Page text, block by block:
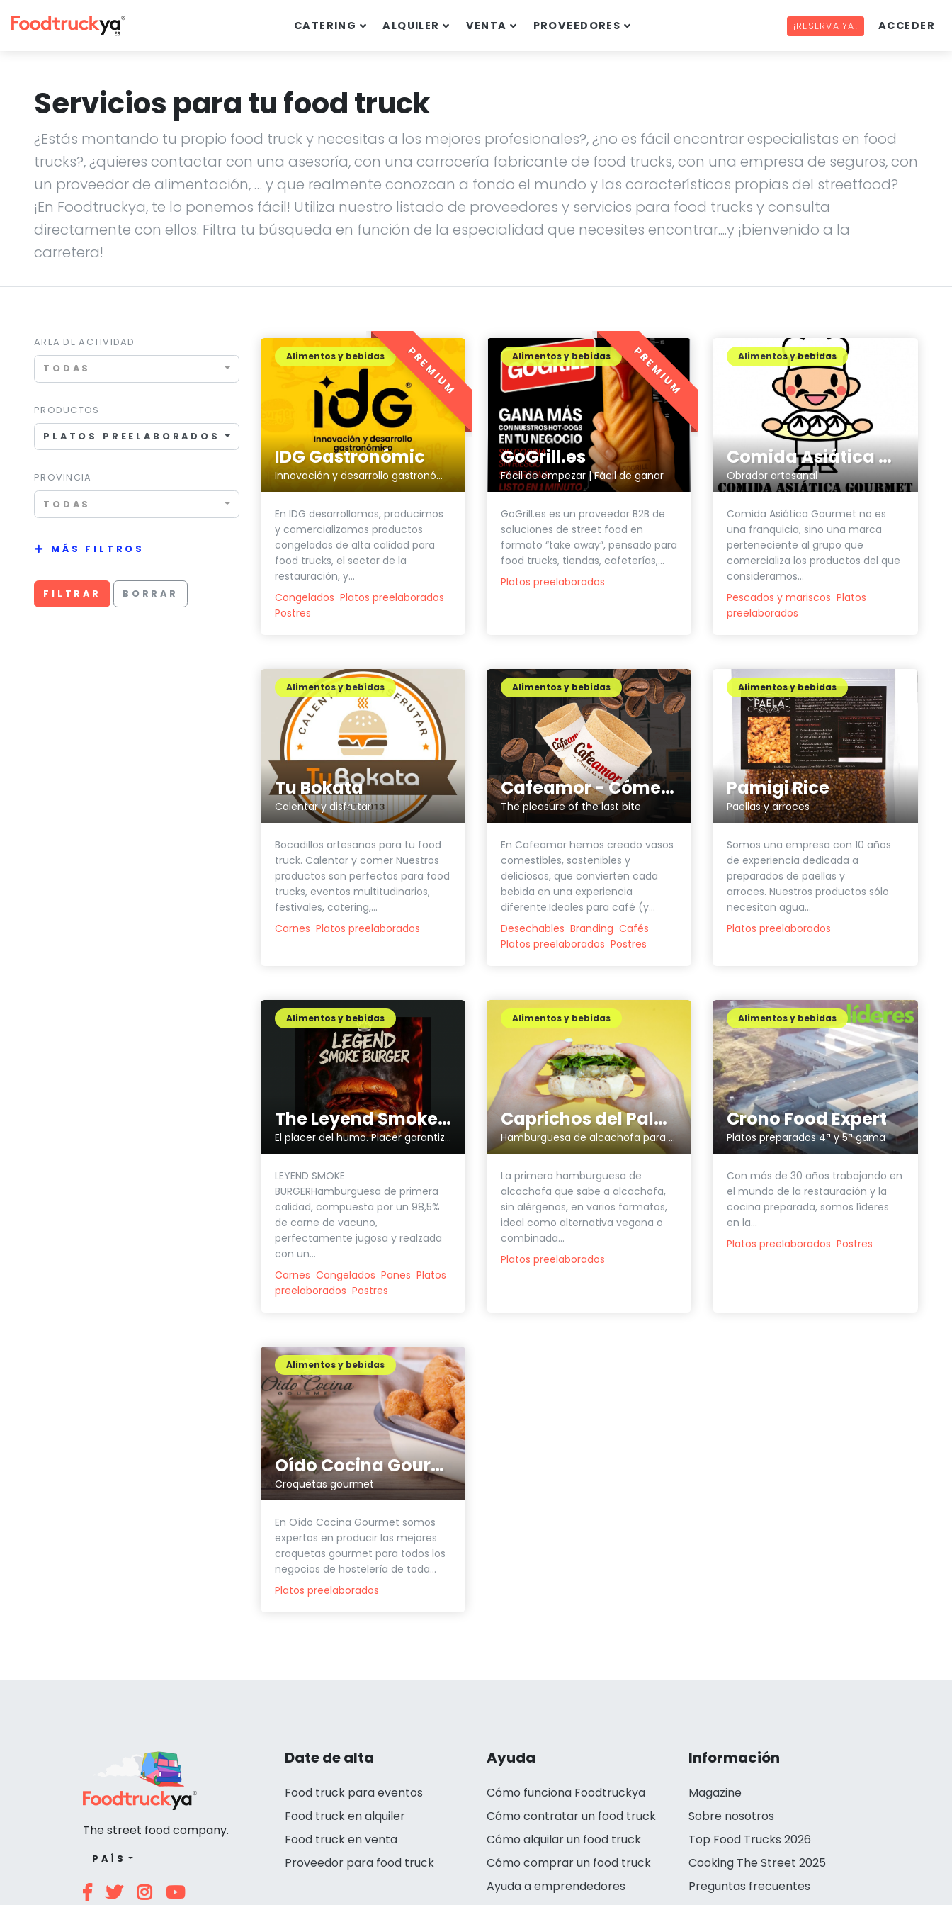
CATERING ALQUILER VENTA PROVEEDORES ¡RESERVA YA! ACCEDER
Servicios para tu food truck
¿Estás montando tu propio food truck y necesitas a los mejores profesionales?, ¿no es fácil encontrar especialistas en food
trucks?, ¿quieres contactar con una asesoría, con una carrocería fabricante de food trucks, con una empresa de seguros, con
un proveedor de alimentación, … y que realmente conozcan a fondo el mundo y las características propias del streetfood?
¡En Foodtruckya, te lo ponemos fácil! Utiliza nuestro listado de proveedores y servicios para food trucks y consulta
directamente con ellos. Filtra tu búsqueda en función de la especialidad que necesites encontrar....y ¡bienvenido a la
carretera!
AREA DE ACTIVIDAD
TODAS
PRODUCTOS
PLATOS PREELABORADOS
PROVINCIA
TODAS
MÁS FILTROS
FILTRAR BORRAR
IDG Gastronómic
Innovación y desarrollo gastronómico
Alimentos y bebidas
En IDG desarrollamos, producimos
y comercializamos productos
congelados de alta calidad para
food trucks, el sector de la
restauración, y...
Congelados Platos preelaborados
Postres
PREMIUM
GoGrill.es
Fácil de empezar | Fácil de ganar
Alimentos y bebidas
GoGrill.es es un proveedor B2B de
soluciones de street food en
formato “take away”, pensado para
food trucks, tiendas, cafeterías,...
Platos preelaborados
PREMIUM
Comida Asiática Gourmet
Obrador artesanal
Alimentos y bebidas
Comida Asiática Gourmet no es
una franquicia, sino una marca
perteneciente al grupo que
comercializa los productos del que
consideramos...
Pescados y mariscos Platos
preelaborados
Tu Bokata
Calentar y disfrutar
Alimentos y bebidas
Bocadillos artesanos para tu food
truck. Calentar y comer Nuestros
productos son perfectos para food
trucks, eventos multitudinarios,
festivales, catering,...
Carnes Platos preelaborados
Cafeamor - Cómete el vaso
The pleasure of the last bite
Alimentos y bebidas
En Cafeamor hemos creado vasos
comestibles, sostenibles y
deliciosos, que convierten cada
bebida en una experiencia
diferente.Ideales para café (y...
Desechables Branding Cafés
Platos preelaborados Postres
Pamigi Rice
Paellas y arroces
Alimentos y bebidas
Somos una empresa con 10 años
de experiencia dedicada a
preparados de paellas y
arroces. Nuestros productos sólo
necesitan agua...
Platos preelaborados
The Leyend Smoke Burger
El placer del humo. Placer garantizado en cada mordisco.
Alimentos y bebidas
LEYEND SMOKE
BURGERHamburguesa de primera
calidad, compuesta por un 98,5%
de carne de vacuno,
perfectamente jugosa y realzada
con un...
Carnes Congelados Panes Platos
preelaborados Postres
Caprichos del Paladar
Hamburguesa de alcachofa para todos los públicos
Alimentos y bebidas
La primera hamburguesa de
alcachofa que sabe a alcachofa,
sin alérgenos, en varios formatos,
ideal como alternativa vegana o
combinada...
Platos preelaborados
Crono Food Expert
Platos preparados 4ª y 5ª gama
Alimentos y bebidas
Con más de 30 años trabajando en
el mundo de la restauración y la
cocina preparada, somos líderes
en la...
Platos preelaborados Postres
Oído Cocina Gourmet
Croquetas gourmet
Alimentos y bebidas
En Oído Cocina Gourmet somos
expertos en producir las mejores
croquetas gourmet para todos los
negocios de hostelería de toda...
Platos preelaborados
Date de alta
Food truck para eventos
Food truck en alquiler
Food truck en venta
Proveedor para food truck
Ayuda
Cómo funciona Foodtruckya
Cómo contratar un food truck
Cómo alquilar un food truck
Cómo comprar un food truck
Ayuda a emprendedores
Información
Magazine
Sobre nosotros
Top Food Trucks 2026
Cooking The Street 2025
Preguntas frecuentes
The street food company.
PAÍS